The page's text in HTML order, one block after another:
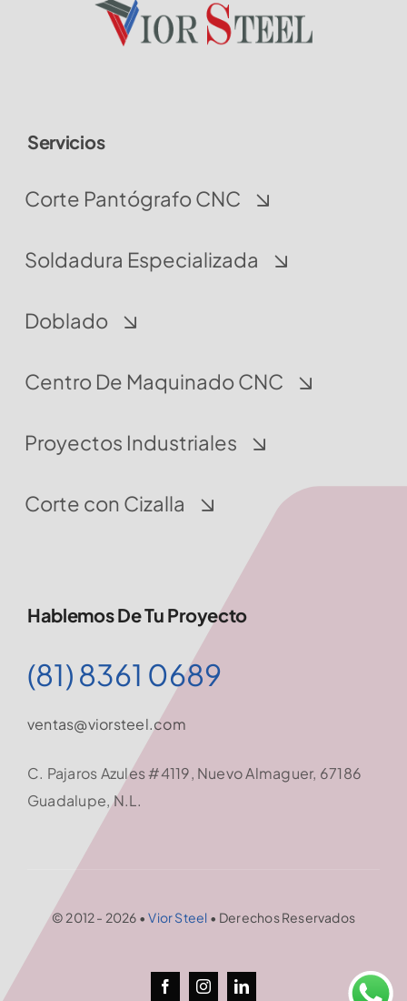
Servicios
Corte Pantógrafo CNC
Soldadura Especializada
Doblado
Centro De Maquinado CNC
Proyectos Industriales
Corte con Cizalla
Hablemos De Tu Proyecto
(81) 8361 0689
ventas@viorsteel.com
C. Pajaros Azules #4119, Nuevo Almaguer, 67186
Guadalupe, N.L.
© 2012 - 2026 •Vior Steel • Derechos Reservados